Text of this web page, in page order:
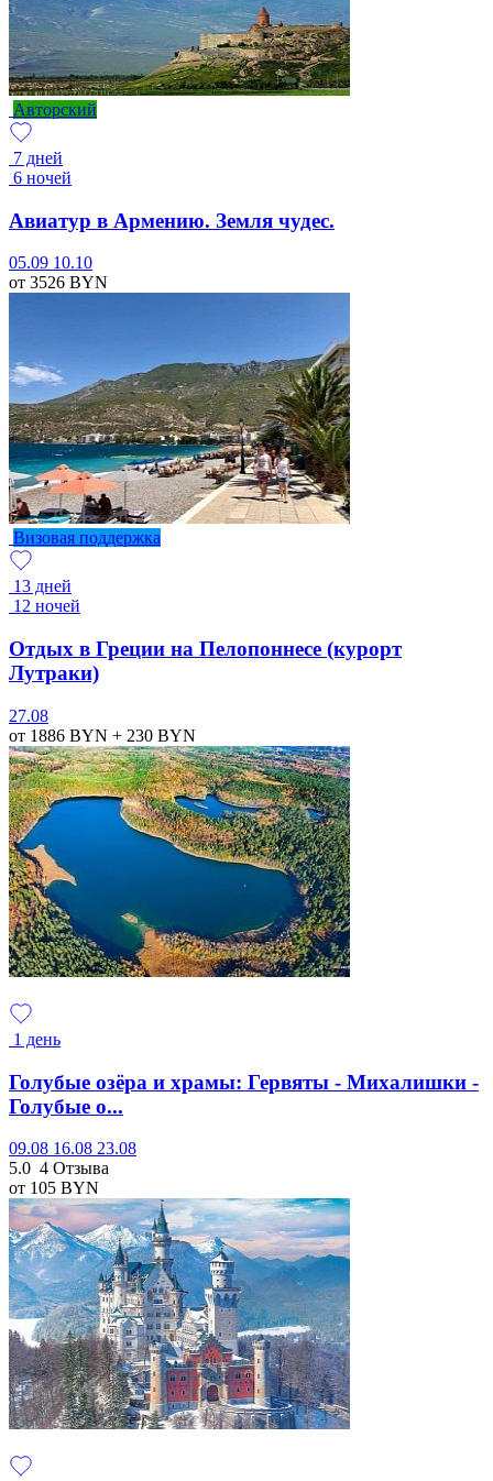
Авторский
7 дней
6 ночей
Авиатур в Армению. Земля чудес.
05.09 10.10
от 3526 BYN
Визовая поддержка
13 дней
12 ночей
Отдых в Греции на Пелопоннесе (курорт
Лутраки)
27.08
от 1886 BYN + 230 BYN
1 день
Голубые озёра и храмы: Гервяты - Михалишки -
Голубые о...
09.08 16.08 23.08
5.0 4 Отзыва
от 105 BYN